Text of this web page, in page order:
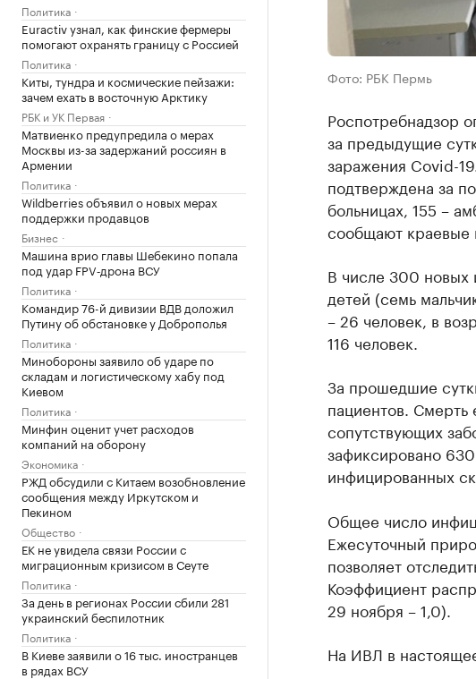
Политика
Euractiv узнал, как финские фермеры
помогают охранять границу с Россией
Политика
Киты, тундра и космические пейзажи:
зачем ехать в восточную Арктику
РБК и УК Первая
Матвиенко предупредила о мерах
Москвы из-за задержаний россиян в
Армении
Политика
Wildberries объявил о новых мерах
поддержки продавцов
Бизнес
Машина врио главы Шебекино попала
под удар FPV‑дрона ВСУ
Политика
Командир 76-й дивизии ВДВ доложил
Путину об обстановке у Доброполья
Политика
Минобороны заявило об ударе по
складам и логистическому хабу под
Киевом
Политика
Минфин оценит учет расходов
компаний на оборону
Экономика
РЖД обсудили с Китаем возобновление
сообщения между Иркутском и
Пекином
Общество
ЕК не увидела связи России с
миграционным кризисом в Сеуте
Политика
За день в регионах России сбили 281
украинский беспилотник
Политика
В Киеве заявили о 16 тыс. иностранцев
в рядах ВСУ
Фото: РБК Пермь
Роспотребнадзор
за предыдущие
заражения Covid-
подтверждена за
больницах, 155 –
сообщают краевые
В числе 300 новых
детей (семь
– 26 человек, в
116 человек.
За прошедшие
пациентов.
сопутствующих
зафиксировано
инфицированных
Общее число
Ежесуточный
позволяет
Коэффициент
29 ноября – 1,0).
На ИВЛ в